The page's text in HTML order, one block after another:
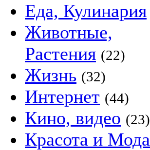
Еда, Кулинария
Животные,
Растения (22)
Жизнь (32)
Интернет (44)
Кино, видео (23)
Красота и Мода